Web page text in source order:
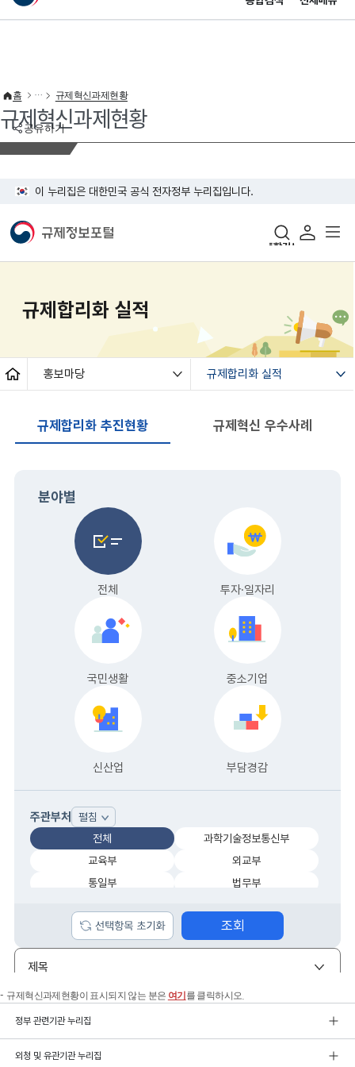
이 누리집은 대한민국 공식 전자정부 누리집입니다.
공유하기
홈 규제혁신과제현황
규제혁신과제현황
규제혁신과제현황이 표시되지 않는 분은 여기 를 클릭하시오.
정부 관련기관 누리집
외청 및 유관기관 누리집